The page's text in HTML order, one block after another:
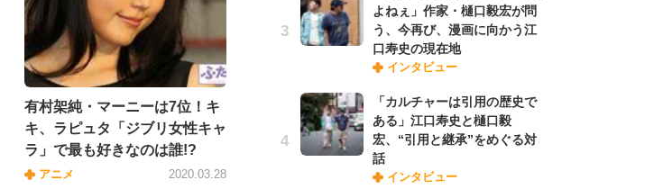
有村架純・マーニーは7位！キ
キ、ラピュタ「ジブリ女性キャ
ラ」で最も好きなのは誰!?
アニメ 2020.03.28
よねぇ」作家・樋口毅宏が問
う、今再び、漫画に向かう江
口寿史の現在地
インタビュー
「カルチャーは引用の歴史で
ある」江口寿史と樋口毅
宏、“引用と継承”をめぐる対
話
インタビュー